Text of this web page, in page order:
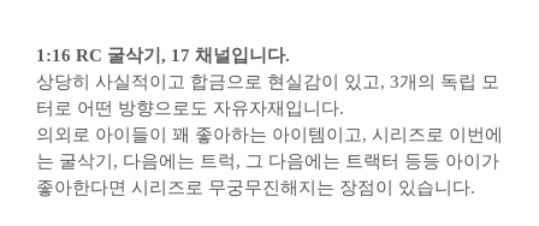
1:16 RC 굴삭기, 17 채널입니다.
상당히 사실적이고 합금으로 현실감이 있고, 3개의 독립 모
터로 어떤 방향으로도 자유자재입니다.
의외로 아이들이 꽤 좋아하는 아이템이고, 시리즈로 이번에
는 굴삭기, 다음에는 트럭, 그 다음에는 트랙터 등등 아이가
좋아한다면 시리즈로 무궁무진해지는 장점이 있습니다.